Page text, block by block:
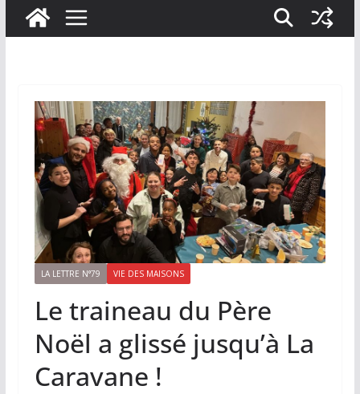
LA LETTRE N°79 VIE DES MAISONS
Le traineau du Père
Noël a glissé jusqu’à La
Caravane !